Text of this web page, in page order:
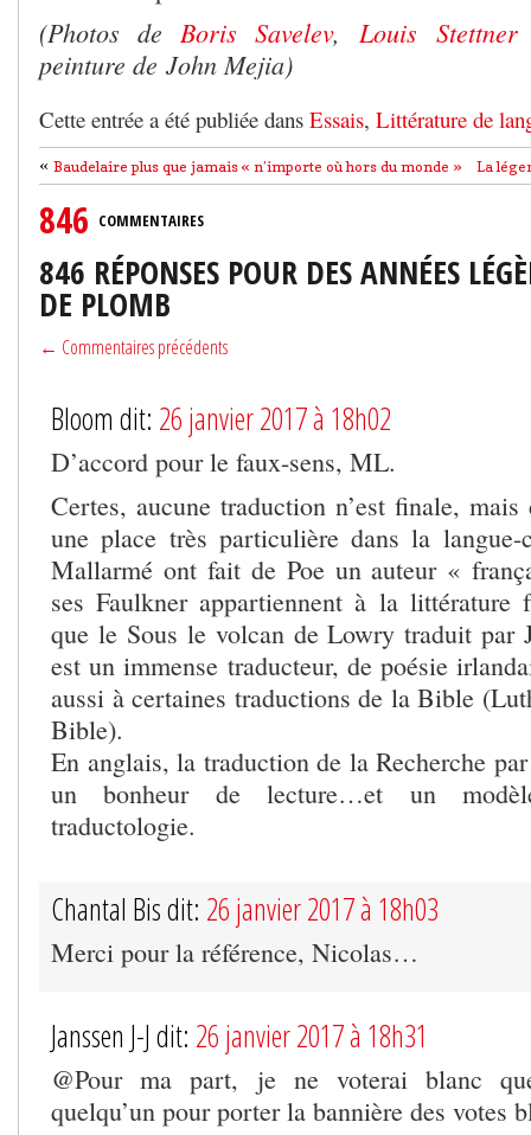
(Photos de Boris Savelev, Louis Stettner
peinture de John Mejia)
Cette entrée a été publiée dans Essais, Littérature de
La
« Baudelaire plus que jamais « n’importe où hors du monde »
846 COMMENTAIRES
846 RÉPONSES POUR DES ANNÉES
DE PLOMB
← Commentaires précédents
Bloom dit: 26 janvier 2017 à 18h02
D’accord pour le faux-sens, ML.
Certes, aucune traduction n’est finale,
une place très particulière dans la
Mallarmé ont fait de Poe un auteur «
ses Faulkner appartiennent à la littérature
que le Sous le volcan de Lowry traduit par
est un immense traducteur, de poésie
aussi à certaines traductions de la Bible
Bible).
En anglais, la traduction de la Recherche
un bonheur de lecture…et un
traductologie.
Chantal Bis dit: 26 janvier 2017 à 18h03
Merci pour la référence, Nicolas…
Janssen J-J dit: 26 janvier 2017 à 18h31
@Pour ma part, je ne voterai blanc
quelqu’un pour porter la bannière des votes